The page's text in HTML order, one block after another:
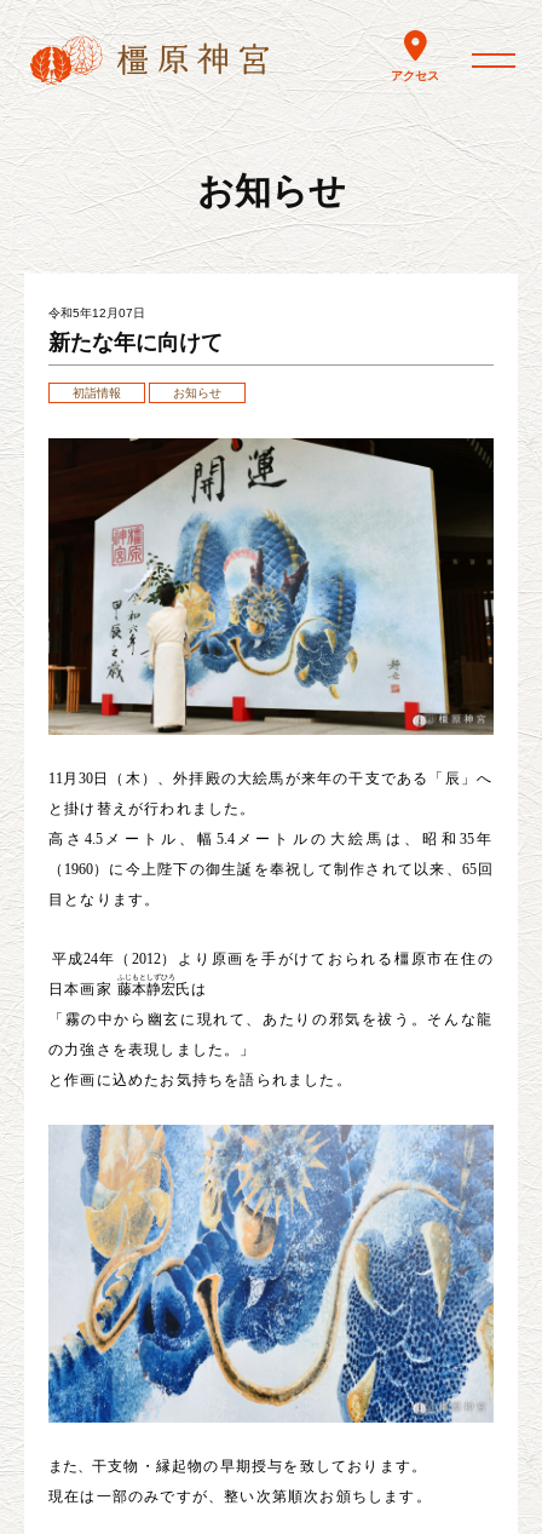
アクセス
toggle
お知らせ
令和5年12月07日
新たな年に向けて
初詣情報 お知らせ
11月30日（木）、外拝殿の大絵馬が来年の干支である「辰」へ
と掛け替えが行われました。
高さ4.5 メートル、幅 5.4メートルの大絵馬は、昭和 35年
（ 1960）に今上陛下の御生誕を奉祝して制作されて以来、 65回
目となります。
平成24年（ 2012）より原画を手がけておられる橿原市在住の
日本画家 藤本
ふじもと
静宏
しずひろ
氏は
「霧の中から幽玄に現れて、あたりの邪気を祓う。そんな龍
の力強さを表現しました。」
と作画に込めたお気持ちを語られました。
また、 干支物・縁起物の早期授与を致しております。
現在は一部のみですが、整い次第順次お頒ちします。